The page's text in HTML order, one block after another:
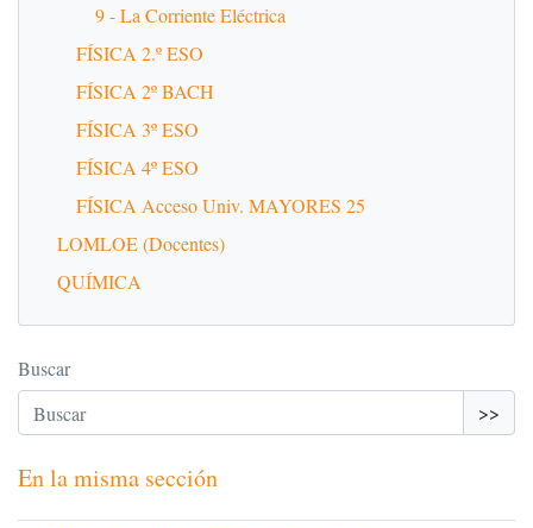
9 - La Corriente Eléctrica
FÍSICA 2.º ESO
FÍSICA 2º BACH
FÍSICA 3º ESO
FÍSICA 4º ESO
FÍSICA Acceso Univ. MAYORES 25
LOMLOE (Docentes)
QUÍMICA
Buscar
>>
En la misma sección